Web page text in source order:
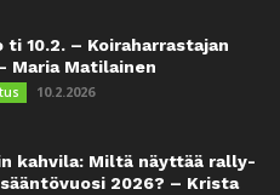
10.2. – Koiraharrastajan
Maria Matilainen
10.2.2026
kahvila: Miltä näyttää rally-
2026? – Krista